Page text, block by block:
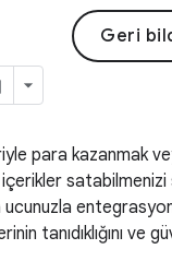
Geri
para kazanmak
tanıdıklığını ve